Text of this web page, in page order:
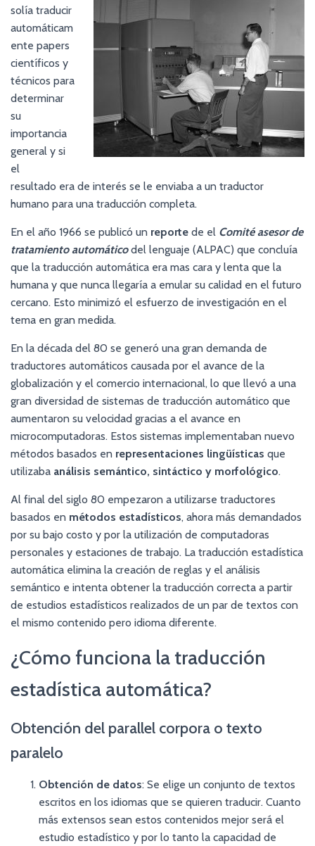
solía traducir
automáticam
ente papers
científicos y
técnicos para
determinar
su
importancia
general y si
el
resultado era de interés se le enviaba a un traductor
humano para una traducción completa.
En el año 1966 se publicó un reporte de el Comité asesor de
tratamiento automáticodel lenguaje (ALPAC) que concluía
que la traducción automática era mas cara y lenta que la
humana y que nunca llegaría a emular su calidad en el futuro
cercano. Esto minimizó el esfuerzo de investigación en el
tema en gran medida.
En la década del 80 se generó una gran demanda de
traductores automáticos causada por el avance de la
globalización y el comercio internacional, lo que llevó a una
gran diversidad de sistemas de traducción automático que
aumentaron su velocidad gracias a el avance en
microcomputadoras. Estos sistemas implementaban nuevo
métodos basados en representaciones lingüísticas que
utilizaba análisis semántico, sintáctico y morfológico.
Al final del siglo 80 empezaron a utilizarse traductores
basados en métodos estadísticos, ahora más demandados
por su bajo costo y por la utilización de computadoras
personales y estaciones de trabajo. La traducción estadística
automática elimina la creación de reglas y el análisis
semántico e intenta obtener la traducción correcta a partir
de estudios estadísticos realizados de un par de textos con
el mismo contenido pero idioma diferente.
¿Cómo funciona la traducción
estadística automática?
Obtención del parallel corpora o texto
paralelo
Obtención de datos: Se elige un conjunto de textos
escritos en los idiomas que se quieren traducir. Cuanto
más extensos sean estos contenidos mejor será el
estudio estadístico y por lo tanto la capacidad de